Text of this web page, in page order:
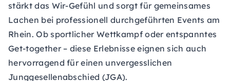
stärkt das Wir-Gefühl und sorgt für gemeinsames
Lachen bei professionell durchgeführten Events am
Rhein. Ob sportlicher Wettkampf oder entspanntes
Get-together – diese Erlebnisse eignen sich auch
hervorragend für einen unvergesslichen
Junggesellenabschied (JGA).